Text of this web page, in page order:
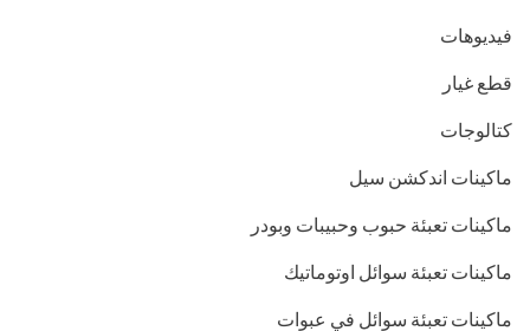
فيديوهات
قطع غيار
كتالوجات
ماكينات اندكشن سيل
ماكينات تعبئة حبوب وحبيبات وبودر
ماكينات تعبئة سوائل اوتوماتيك
ماكينات تعبئة سوائل في عبوات